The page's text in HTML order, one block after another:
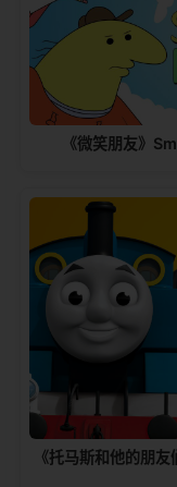
《微笑朋友》
《托马斯和他的朋